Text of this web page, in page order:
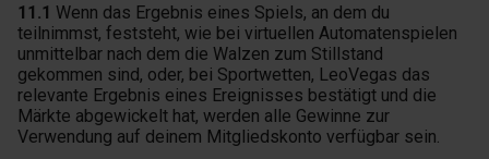
11.1 Wenn das Ergebnis eines Spiels, an dem du
teilnimmst, feststeht, wie bei virtuellen Automatenspielen
unmittelbar nach dem die Walzen zum Stillstand
gekommen sind, oder, bei Sportwetten, LeoVegas das
relevante Ergebnis eines Ereignisses bestätigt und die
Märkte abgewickelt hat, werden alle Gewinne zur
Verwendung auf deinem Mitgliedskonto verfügbar sein.